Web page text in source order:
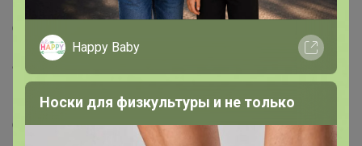
В боксе: 500 шт
Состав: Бумага
Материалы: бумага
Фасовка: по 1 шт
Индивидуальная упаковка: Пакет (БОПП, полиэтилен,
ПВХ, дой-пак)
Сертификат: ЕАС
Happy Baby
Носки для физкультуры и не только